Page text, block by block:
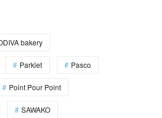
bakery
Parklet Pasco
Point Pour Point
SAWAKO